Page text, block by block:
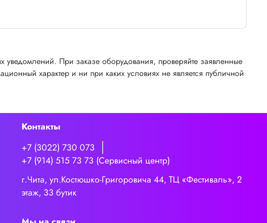
уведомлений. При заказе оборудования, проверяйте заявленные
характер и ни при каких условиях не является публичной
Контакты
+7 (3022) 730 073
+7 (914) 515 73 73 (Сервисный центр)
г.Чита, ул.Костюшко-Григоровича 44, ТЦ «Фестиваль», 2
этаж, 33 бутик